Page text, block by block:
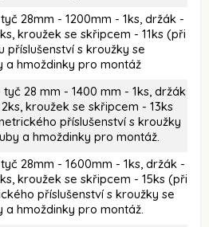
28mm - 1200mm - 1ks, držák -
kroužek se skřipcem - 11ks (při
příslušenství s kroužky se
a hmoždinky pro montáž
tyč 28 mm - 1400 mm - 1ks, držák
kroužek se skřipcem - 13ks
příslušenství s kroužky
a hmoždinky pro montáž.
28mm - 1600mm - 1ks, držák -
kroužek se skřipcem - 15ks (při
příslušenství s kroužky se
a hmoždinky pro montáž.